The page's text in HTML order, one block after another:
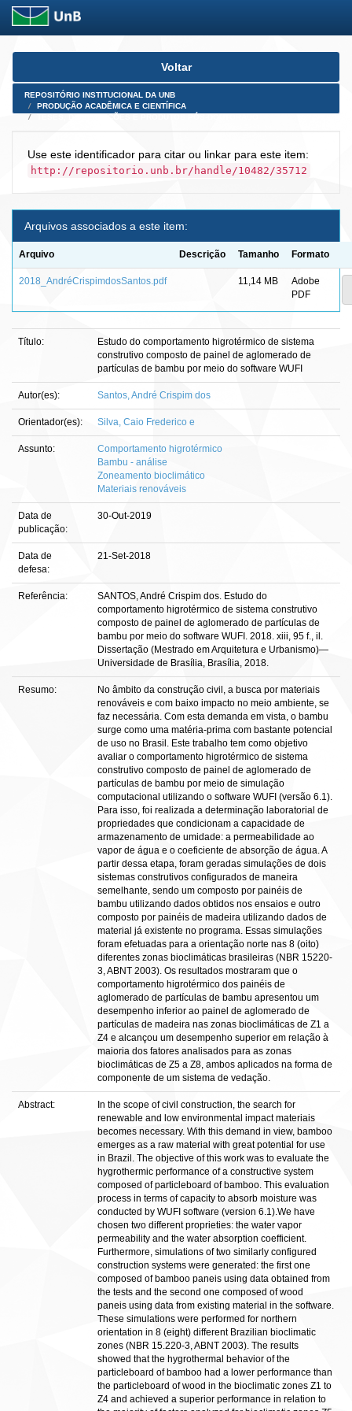
Skip
Voltar
REPOSITÓRIO INSTITUCIONAL DA UNB
PRODUÇÃO ACADÊMICA E CIENTÍFICA
Use este identificador para citar ou linkar para este item:
http://repositorio.unb.br/handle/10482/35712
Arquivos associados a este item:
Arquivo Descrição Tamanho Formato
2018_AndréCrispimdosSantos.pdf 11,14 MB
Adobe
PDF
Título:
Estudo do comportamento higrotérmico de sistema
construtivo composto de painel de aglomerado de
partículas de bambu por meio do software WUFI
Autor(es): Santos, André Crispim dos
Orientador(es): Silva, Caio Frederico e
Assunto:
Comportamento higrotérmico
Bambu - análise
Zoneamento bioclimático
Materiais renováveis
Data de
publicação:
30-Out-2019
Data de
defesa:
21-Set-2018
Referência:
SANTOS, André Crispim dos. Estudo do
comportamento higrotérmico de sistema construtivo
composto de painel de aglomerado de partículas de
bambu por meio do software WUFI. 2018. xiii, 95 f., il.
Dissertação (Mestrado em Arquitetura e Urbanismo)—
Universidade de Brasília, Brasília, 2018.
Resumo:
No âmbito da construção civil, a busca por materiais
renováveis e com baixo impacto no meio ambiente, se
faz necessária. Com esta demanda em vista, o bambu
surge como uma matéria-prima com bastante potencial
de uso no Brasil. Este trabalho tem como objetivo
avaliar o comportamento higrotérmico de sistema
construtivo composto de painel de aglomerado de
partículas de bambu por meio de simulação
computacional utilizando o software WUFI (versão 6.1).
Para isso, foi realizada a determinação laboratorial de
propriedades que condicionam a capacidade de
armazenamento de umidade: a permeabilidade ao
vapor de água e o coeficiente de absorção de água. A
partir dessa etapa, foram geradas simulações de dois
sistemas construtivos configurados de maneira
semelhante, sendo um composto por painéis de
bambu utilizando dados obtidos nos ensaios e outro
composto por painéis de madeira utilizando dados de
material já existente no programa. Essas simulações
foram efetuadas para a orientação norte nas 8 (oito)
diferentes zonas bioclimáticas brasileiras (NBR 15220-
3, ABNT 2003). Os resultados mostraram que o
comportamento higrotérmico dos painéis de
aglomerado de partículas de bambu apresentou um
desempenho inferior ao painel de aglomerado de
partículas de madeira nas zonas bioclimáticas de Z1 a
Z4 e alcançou um desempenho superior em relação à
maioria dos fatores analisados para as zonas
bioclimáticas de Z5 a Z8, ambos aplicados na forma de
componente de um sistema de vedação.
Abstract:
In the scope of civil construction, the search for
renewable and low environmental impact materiais
becomes necessary. With this demand in view, bamboo
emerges as a raw material with great potential for use
in Brazil. The objective of this work was to evaluate the
hygrothermic performance of a constructive system
composed of particleboard of bamboo. This evaluation
process in terms of capacity to absorb moisture was
conducted by WUFI software (version 6.1).We have
chosen two different proprieties: the water vapor
permeability and the water absorption coefficient.
Furthermore, simulations of two similarly configured
construction systems were generated: the first one
composed of bamboo paneis using data obtained from
the tests and the second one composed of wood
paneis using data from existing material in the software.
These simulations were performed for northern
orientation in 8 (eight) different Brazilian bioclimatic
zones (NBR 15.220-3, ABNT 2003). The results
showed that the hygrothermal behavior of the
particleboard of bamboo had a lower performance than
the particleboard of wood in the bioclimatic zones Z1 to
Z4 and achieved a superior performance in relation to